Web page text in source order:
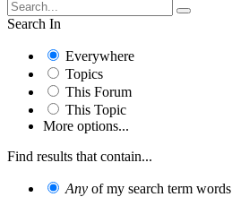
Search In
Everywhere
Topics
This Forum
This Topic
More options...
Find results that contain...
Any of my search term words